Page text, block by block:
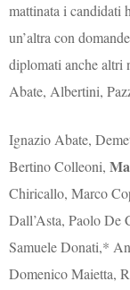
mattinata i candidati
un’altra con
diplomati anche altri
Abate, Albertini,
Ignazio Abate,
Bertino Colleoni,
Chiricallo, Marco
Dall’Asta, Paolo De
Samuele Donati,*
Domenico Maietta,